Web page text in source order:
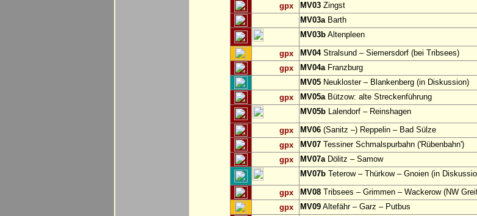
gpx
MV03 Zingst
MV03aBarth
MV03b Altenpleen
gpx
MV04Stralsund – Siemersdorf (bei Tribsees)
gpx
MV04aFranzburg
MV05 Neukloster – Blankenberg (in Diskussion)
gpx
MV05aBützow: alte Streckenführung
MV05b Lalendorf – Reinshagen
gpx
MV06 (Sanitz –) Reppelin – Bad Sülze
gpx
MV07 Tessiner Schmalspurbahn ('Rübenbahn')
gpx
MV07aDölitz – Samow
MV07b Teterow – Thürkow – Gnoien (in
gpx
MV08 Tribsees – Grimmen – Wackerow (NW
gpx
MV09 Altefähr – Garz – Putbus